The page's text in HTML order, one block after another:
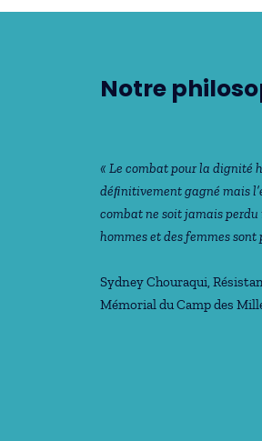
Notre
« Le combat pour la dignité
déﬁnitivement gagné mais
combat ne soit jamais perdu
hommes et des femmes sont
Sydney Chouraqui,
Mémorial du Camp des